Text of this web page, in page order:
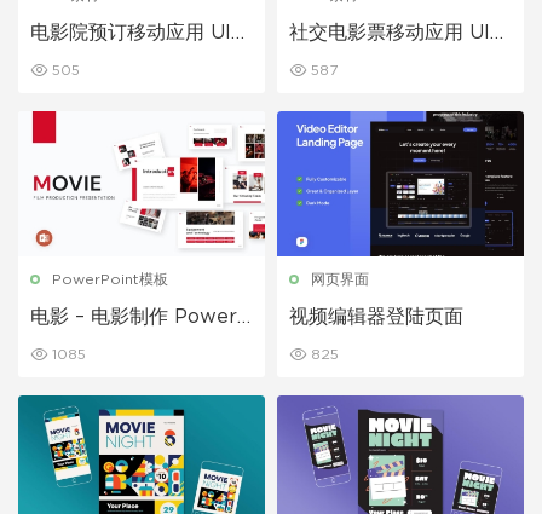
电影院预订移动应用 UI
505
社交电影票移动应用 UI
587
PowerPoint模板
电影 – 电影制作 PowerP
1085
网页界面
视频编辑器登陆页面
825